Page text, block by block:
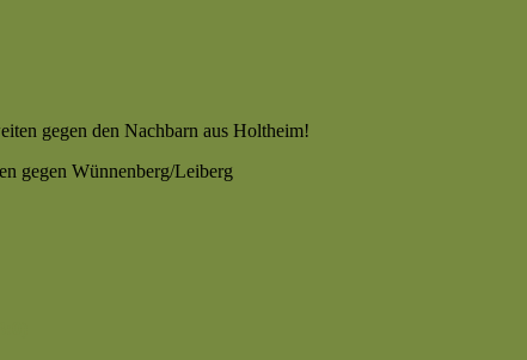
gegen den Nachbarn aus Holtheim!
gegen Wünnenberg/Leiberg